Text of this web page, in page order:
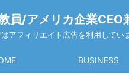
員/アメリカ企業CEO
アフィリエイト広告を利用してい
BUSINESS